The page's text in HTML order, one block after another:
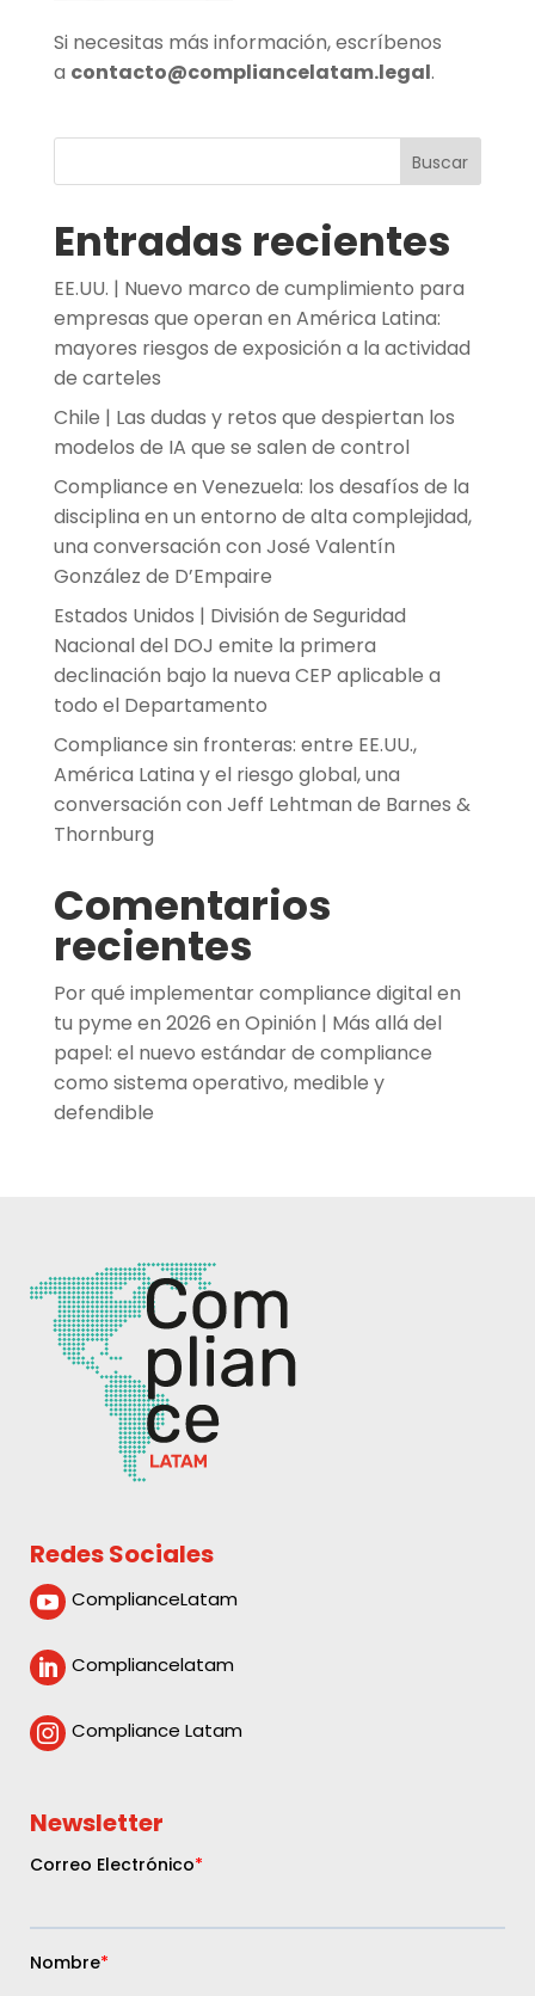
Si necesitas más información, escríbenos
a contacto@compliancelatam.legal.
Buscar
Entradas recientes
EE.UU. | Nuevo marco de cumplimiento para
empresas que operan en América Latina:
mayores riesgos de exposición a la actividad
de carteles
Chile | Las dudas y retos que despiertan los
modelos de IA que se salen de control
Compliance en Venezuela: los desafíos de la
disciplina en un entorno de alta complejidad,
una conversación con José Valentín
González de D’Empaire
Estados Unidos | División de Seguridad
Nacional del DOJ emite la primera
declinación bajo la nueva CEP aplicable a
todo el Departamento
Compliance sin fronteras: entre EE.UU.,
América Latina y el riesgo global, una
conversación con Jeff Lehtman de Barnes &
Thornburg
Comentarios
recientes
Por qué implementar compliance digital en
tu pyme en 2026 en Opinión | Más allá del
papel: el nuevo estándar de compliance
como sistema operativo, medible y
defendible
Redes Sociales
 ComplianceLatam
 Compliancelatam
 Compliance Latam
Newsletter